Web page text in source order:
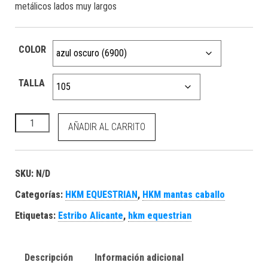
metálicos lados muy largos
COLOR
TALLA
HKM Manta secante -Alaska- cantidad
AÑADIR AL CARRITO
SKU: N/D
Categorías: HKM EQUESTRIAN, HKM mantas caballo
Etiquetas: Estribo Alicante, hkm equestrian
Descripción Información adicional